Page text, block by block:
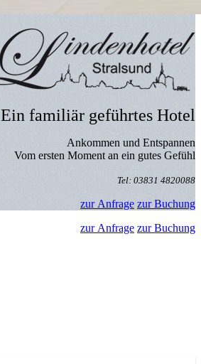
Ein familiär geführtes Hotel
Ankommen und Entspannen
Vom ersten Moment an ein gutes Gefühl
Tel: 03831 4820088
zur Anfrage zur Buchung
zur Anfrage zur Buchung